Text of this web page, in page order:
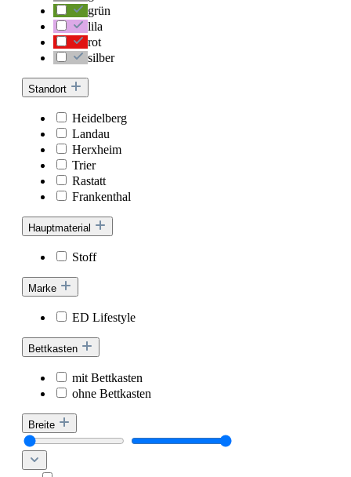
grün
lila
rot
silber
Standort
Heidelberg
Landau
Herxheim
Trier
Rastatt
Frankenthal
Hauptmaterial
Stoff
Marke
ED Lifestyle
Bettkasten
mit Bettkasten
ohne Bettkasten
Breite